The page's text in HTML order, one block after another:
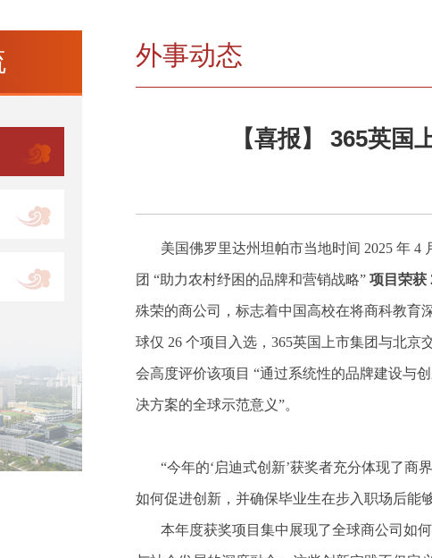
外事动态
【喜报】 365英国
美国佛罗里达州坦帕市当地时间 2025 年
团 “助力农村纾困的品牌和营销战略” 项目荣获
殊荣的商公司，标志着中国高校在将商科教育
球仅 26 个项目入选，365英国上市集团与北
会高度评价该项目 “通过系统性的品牌建设与
决方案的全球示范意义”。
“今年的‘启迪式创新’获奖者充分体现了
如何促进创新，并确保毕业生在步入职场后能
本年度获奖项目集中展现了全球商公司如